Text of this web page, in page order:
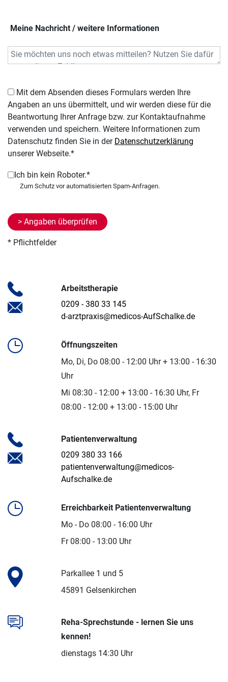
Meine Nachricht / weitere Informationen
Angaben an uns übermittelt, und wir werden diese für die
Beantwortung Ihrer Anfrage bzw. zur Kontaktaufnahme
verwenden und speichern. Weitere Informationen zum
Datenschutz finden Sie in der Datenschutzerklärung
unserer Webseite.*
Ich bin kein Roboter.*
* Pflichtfelder
Arbeitstherapie
0209 - 380 33 145
d-arztpraxis@medicos-AufSchalke.de
Öffnungszeiten
Mo, Di, Do 08:00 - 12:00 Uhr + 13:00 - 16:30
Uhr
Mi 08:30 - 12:00 + 13:00 - 16:30 Uhr, Fr
08:00 - 12:00 + 13:00 - 15:00 Uhr
Patientenverwaltung
0209 380 33 166
patientenverwaltung@medicos-
Aufschalke.de
Erreichbarkeit Patientenverwaltung
Mo - Do 08:00 - 16:00 Uhr
Fr 08:00 - 13:00 Uhr
Parkallee 1 und 5
45891 Gelsenkirchen
Reha-Sprechstunde - lernen Sie uns
kennen!
dienstags 14:30 Uhr